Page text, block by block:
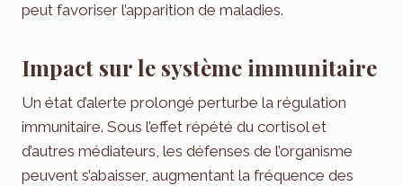
peut favoriser l’apparition de maladies.
Impact sur le système immunitaire
Un état d’alerte prolongé perturbe la régulation
immunitaire. Sous l’effet répété du cortisol et
d’autres médiateurs, les défenses de l’organisme
peuvent s’abaisser, augmentant la fréquence des